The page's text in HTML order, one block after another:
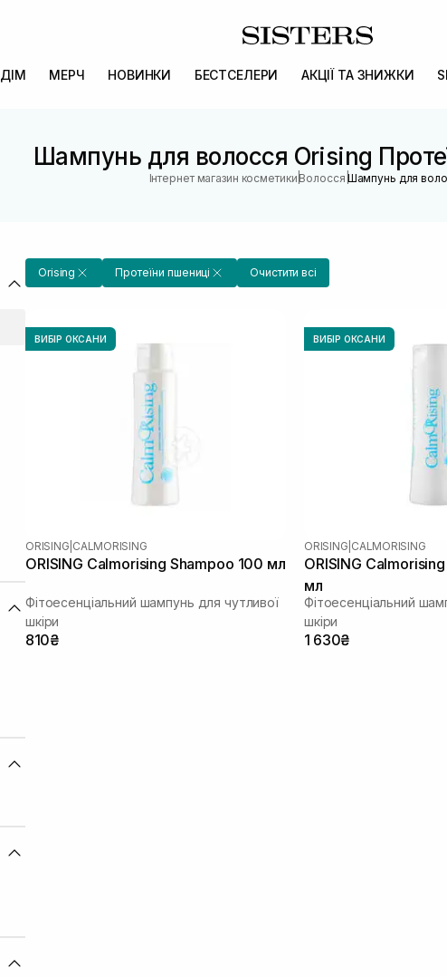
ДІМ МЕРЧ НОВИНКИ БЕСТСЕЛЕРИ АКЦІЇ ТА ЗНИЖКИ
Шампунь для волосся Orising
Інтернет магазин косметики |Волосся |Шампунь для
Orising Протеїни пшениці Очистити всі
ВИБІР ОКСАНИ
ORISING CALMORISING
ORISING Calmorising Shampoo 100 мл
Фітоесенціальний шампунь для чутливої
шкіри
810₴
ВИБІР ОКСАНИ
ORISING CALMORISING
ORISING
мл
Фітоесенціальний
шкіри
1 630₴